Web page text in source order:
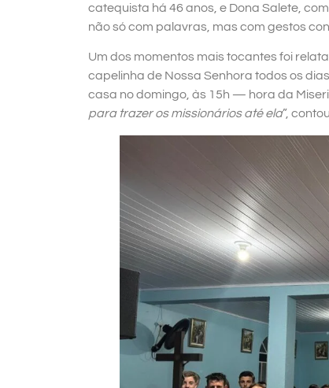
catequista há 46 anos, e Dona Salete,
não só com palavras, mas com gestos
Um dos momentos mais tocantes foi
capelinha de Nossa Senhora todos os
casa no domingo, às 15h — hora da
para trazer os missionários até ela”,